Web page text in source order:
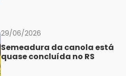
29/06/2026
Semeadura da canola está
quase concluída no RS